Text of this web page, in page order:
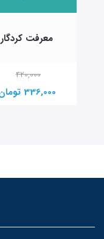
معرفت کردگار
420,000
336,000 تومان